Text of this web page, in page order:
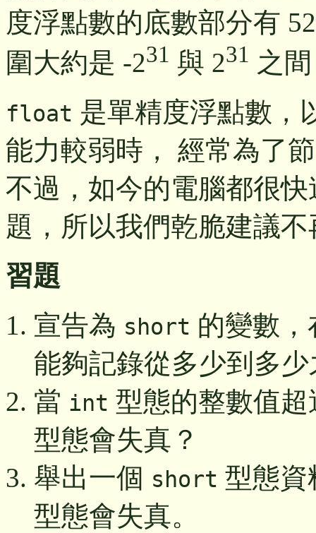
度浮點數的底數部分有
圍大約是 -231 與 231 之
float 是單精度浮點數，
能力較弱時， 經常為了
不過，如今的電腦都很
題，所以我們乾脆建議
習題
宣告為 short 的變數，
能夠記錄從多少到多
當 int 型態的整數值
型態會失真？
舉出一個 short 型態
型態會失真。